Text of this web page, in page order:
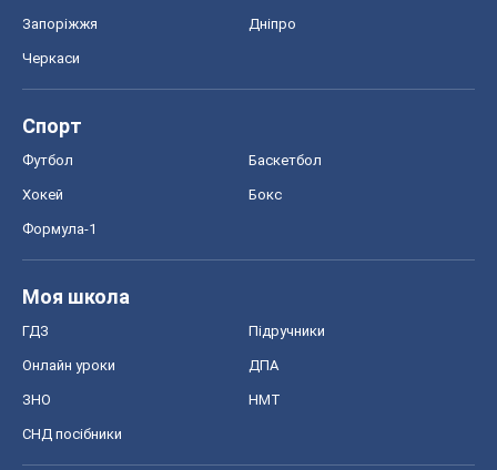
Запоріжжя Дніпро
Черкаси
Спорт
Футбол Баскетбол
Хокей Бокс
Формула-1
Моя школа
ГДЗ Підручники
Онлайн уроки ДПА
ЗНО НМТ
СНД посібники